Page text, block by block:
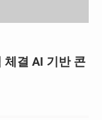
체결 AI 기반 콘